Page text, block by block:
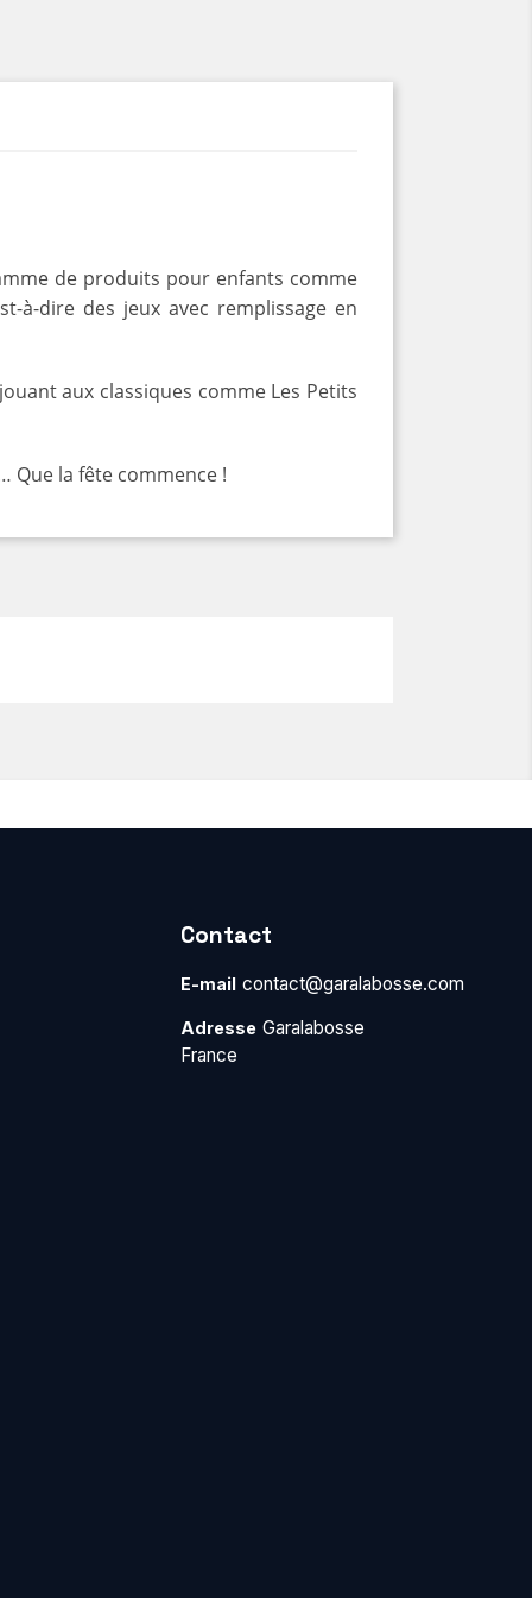
de produits pour enfants comme
à-dire des jeux avec remplissage en
aux classiques comme Les Petits
Que la fête commence !
Contact
E-mail contact@garalabosse.com
Adresse Garalabosse
France